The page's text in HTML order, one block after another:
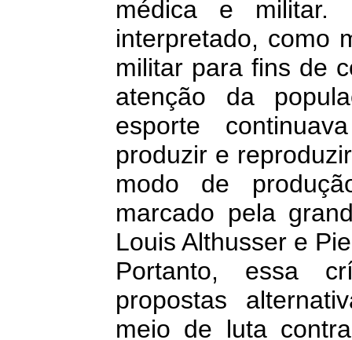
médica e militar.
interpretado, como
militar para fins de
atenção da
esporte
produzir e
modo de
marcado pela
Louis Althusser e
Portanto, essa
propostas
meio de luta